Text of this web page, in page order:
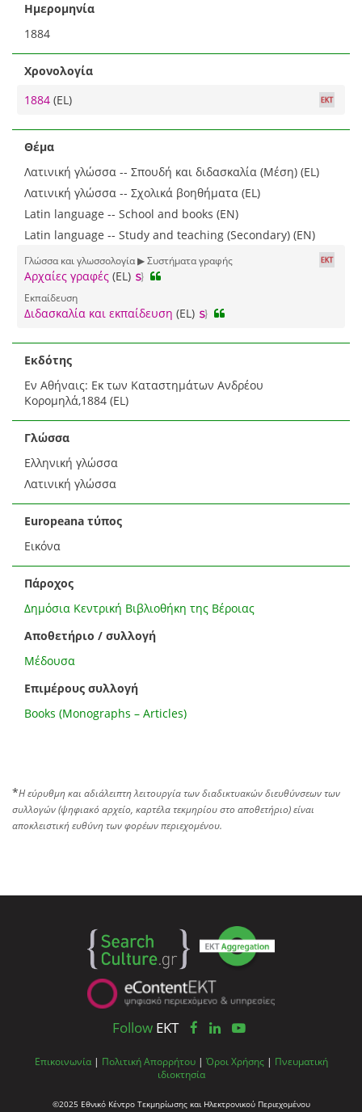
Ημερομηνία
1884
Χρονολογία
1884 (EL)
Θέμα
Λατινική γλώσσα -- Σπουδή και διδασκαλία (Μέση) (EL)
Λατινική γλώσσα -- Σχολικά βοηθήματα (EL)
Latin language -- School and books (EN)
Latin language -- Study and teaching (Secondary) (EN)
Γλώσσα και γλωσσολογία ▶ Συστήματα γραφής
Αρχαίες γραφές (EL)
Εκπαίδευση
Διδασκαλία και εκπαίδευση (EL)
Εκδότης
Εν Αθήναις: Εκ των Καταστημάτων Ανδρέου
Κορομηλά,1884 (EL)
Γλώσσα
Ελληνική γλώσσα
Λατινική γλώσσα
Europeana τύπος
Εικόνα
Πάροχος
Δημόσια Κεντρική Βιβλιοθήκη της Βέροιας
Αποθετήριο / συλλογή
Μέδουσα
Επιμέρους συλλογή
Books (Monographs – Articles)
*Η εύρυθμη και αδιάλειπτη λειτουργία των διαδικτυακών διευθύνσεων των
συλλογών (ψηφιακό αρχείο, καρτέλα τεκμηρίου στο αποθετήριο) είναι
αποκλειστική ευθύνη των φορέων περιεχομένου.
Follow EKT
Επικοινωνία | Πολιτική Απορρήτου | Όροι Χρήσης | Πνευματική
ιδιοκτησία
©2025 Εθνικό Κέντρο Τεκμηρίωσης και Ηλεκτρονικού Περιεχομένου